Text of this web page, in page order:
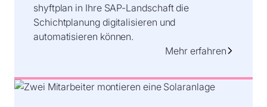
shyftplan in Ihre SAP-Landschaft die
Schichtplanung digitalisieren und
automatisieren können.
Mehr erfahren